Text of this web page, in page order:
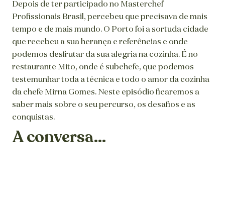
Depois de ter participado no Masterchef
Profissionais Brasil, percebeu que precisava de mais
tempo e de mais mundo. O Porto foi a sortuda cidade
que recebeu a sua herança e referências e onde
podemos desfrutar da sua alegria na cozinha. É no
restaurante Mito, onde é subchefe, que podemos
testemunhar toda a técnica e todo o amor da cozinha
da chefe Mirna Gomes. Neste episódio ficaremos a
saber mais sobre o seu percurso, os desafios e as
conquistas.
A conversa...